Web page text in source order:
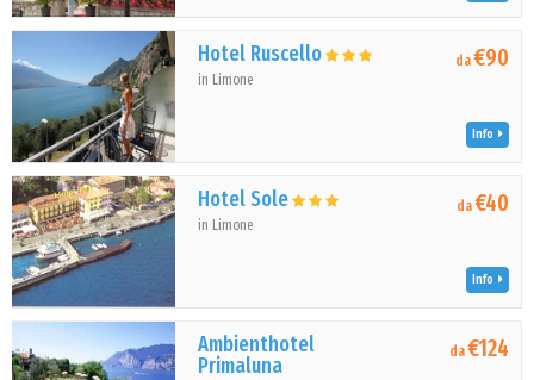
Hotel Ruscello
in Limone
da€90
Info
Hotel Sole
in Limone
da€40
Info
Ambienthotel
Primaluna
da€124